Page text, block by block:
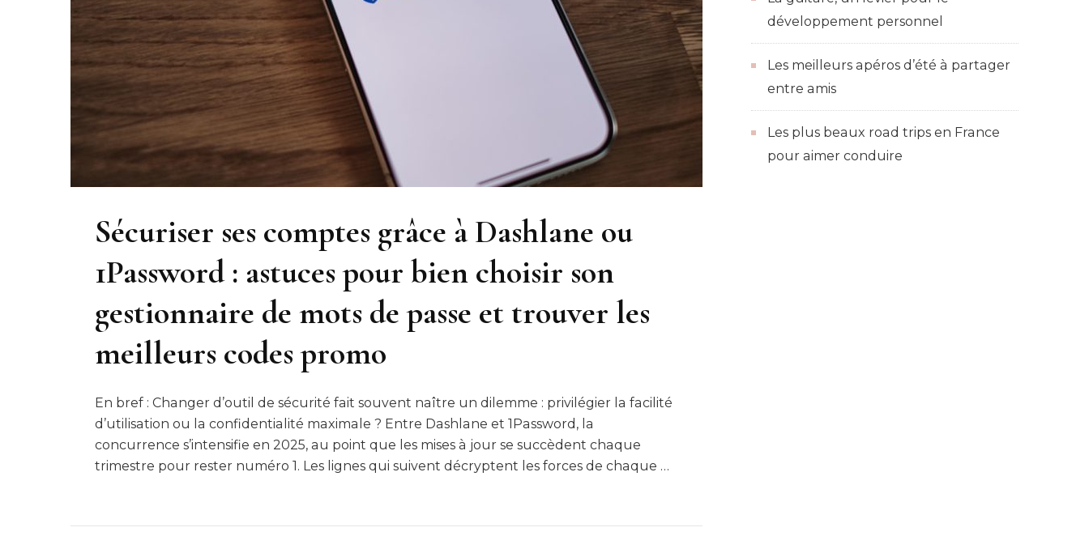
Sécuriser ses comptes grâce à Dashlane ou
1Password : astuces pour bien choisir son
gestionnaire de mots de passe et trouver les
meilleurs codes promo
En bref : Changer d’outil de sécurité fait souvent naître un dilemme : privilégier la facilité
d’utilisation ou la confidentialité maximale ? Entre Dashlane et 1Password, la
concurrence s’intensifie en 2025, au point que les mises à jour se succèdent chaque
trimestre pour rester numéro 1. Les lignes qui suivent décryptent les forces de chaque …
développement personnel
Les meilleurs apéros d’été à partager
entre amis
Les plus beaux road trips en France
pour aimer conduire